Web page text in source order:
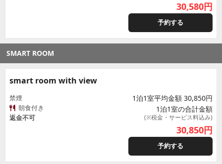
30,580円
予約する
SMART ROOM
smart room with view
禁煙
朝食付き
返金不可
1泊1室平均金額 30,850円
1泊1室の合計金額
(※税金・サービス料込み)
30,850円
予約する